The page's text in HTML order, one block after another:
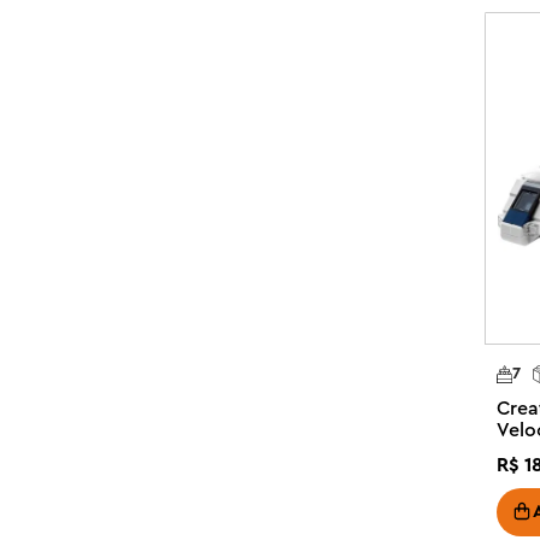
Os conjuntos LEGO Creator 3em1 inspiram a
de montar 3 modelos diferentes em cada caixa. As
(conjuntos vendidos separadamente) que atende às
incluindo veículos super rápidos, animais incríveis e
construídos simultaneamente. O conjunto contém 780
3 opções de conjuntos de animais em 1 caixa – LEGO®
Rinoceronte Majestoso com Aves permite que crianças
lesma, um hipopótamo ou um walrus com um peixe
boca e cauda; o hipopótamo pode mover as pernas, a
Modelos para brincar e exibir – Quando a brincadeira
fazer parte da decoração do quarto de uma criança,
7
R$